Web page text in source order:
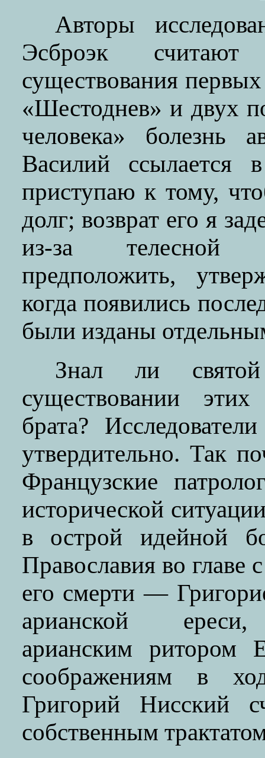
Авторы
Эсброэк считают
существования
«Шестоднев» и двух
человека» болезнь
Василий ссылается
приступаю к тому,
долг; возврат его я
из-за телесной
предположить,
когда появились
были изданы
Знал ли
существовании
брата?
утвердительно. Так
Французские
исторической
в острой идейной
Православия во главе
его смерти —
арианской ереси,
арианским ритором
соображениям в
Григорий Нисский
собственным